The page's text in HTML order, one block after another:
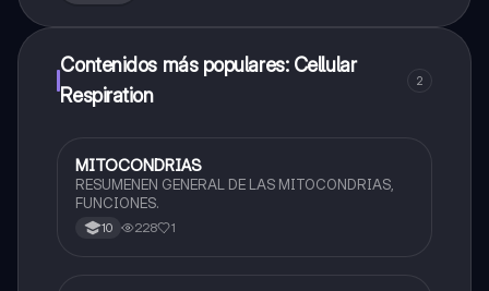
Contenidos más populares: Cellular
Respiration
2
Química
MITOCONDRIAS
RESUMENEN GENERAL DE LAS MITOCONDRIAS,
FUNCIONES.
10 228 1